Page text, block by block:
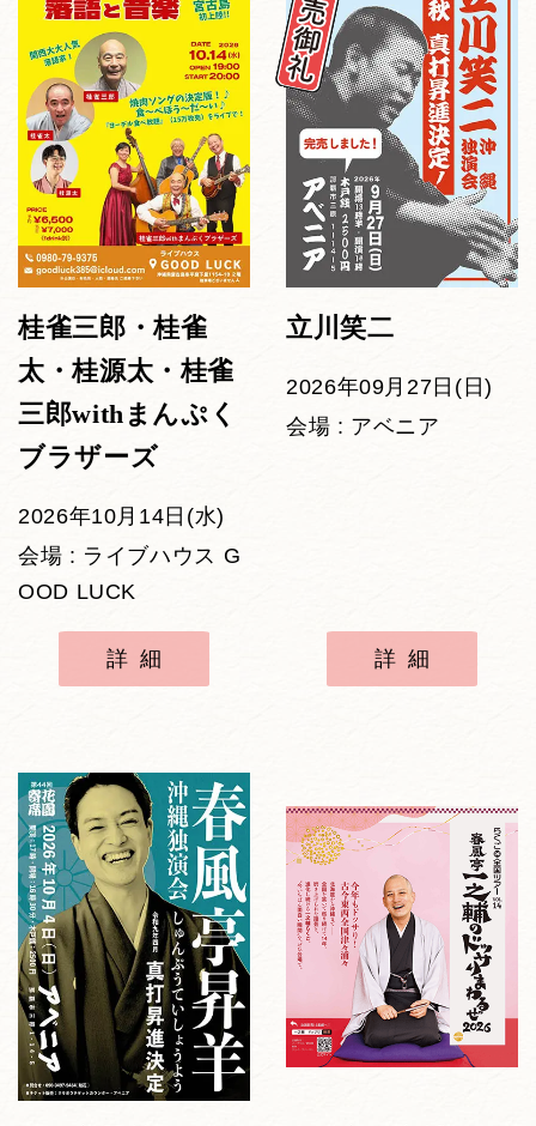
桂雀三郎・桂雀
太・桂源太・桂雀
三郎withまんぷく
ブラザーズ
2026年10月14日(水)
会場 : ライブハウス G
OOD LUCK
詳細
立川笑二
2026年09月27日(日)
会場 : アベニア
詳細